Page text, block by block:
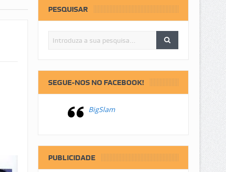
PESQUISAR
SEGUE-NOS NO FACEBOOK!
BigSlam
PUBLICIDADE